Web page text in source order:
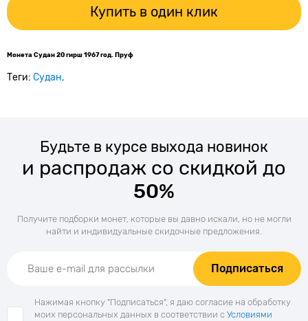
Купить в один клик
Монета Судан 20 гирш 1967 год. Пруф
Теги: Судан
Будьте в курсе выхода новинок
и распродаж со скидкой до
50%
Получите подборки монет, которые вы давно искали, но не могли
найти и индивидуальные скидочные предложения.
Подписаться
Нажимая кнопку "Подписаться", я даю согласие на обработку
моих персональных данных в соответствии с Условиями